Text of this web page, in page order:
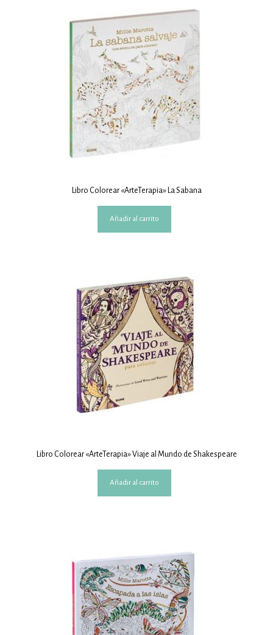
Libro Colorear «ArteTerapia» La Sabana
Añadir al carrito
Libro Colorear «ArteTerapia» Viaje al Mundo de Shakespeare
Añadir al carrito